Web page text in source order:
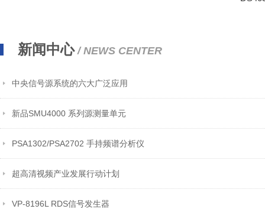
新闻中心/ NEWS CENTER
中央信号源系统的六大广泛应用
新品SMU4000 系列源测量单元
PSA1302/PSA2702 手持频谱分析仪
超高清视频产业发展行动计划
VP-8196L RDS信号发生器